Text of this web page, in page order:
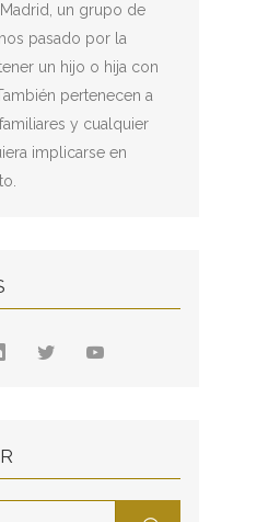
un grupo de
pasado por la
un hijo o hija con
pertenecen a
y cualquier
implicarse en